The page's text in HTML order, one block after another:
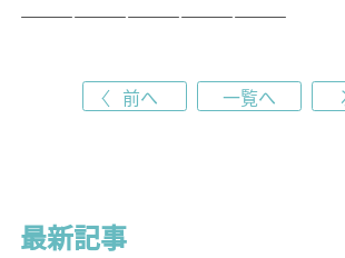
———————————————
前へ 一覧へ
最新記事